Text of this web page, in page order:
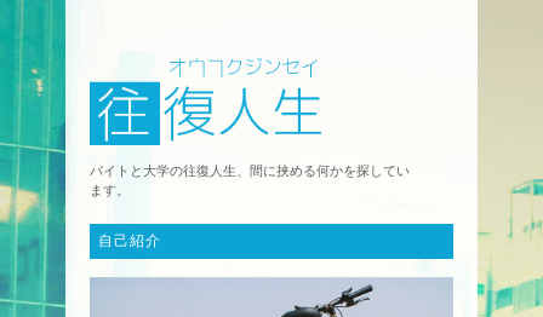
バイトと大学の往復人生、間に挟める何かを探してい
ます。
自己紹介